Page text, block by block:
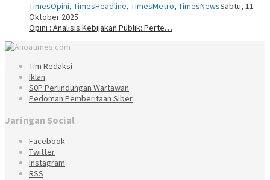
TimesOpini, TimesHeadline, TimesMetro, TimesNewsSabtu, 11
Oktober 2025
Opini : Analisis Kebijakan Publik: Perte…
Tim Redaksi
Iklan
S0P Perlindungan Wartawan
Pedoman Pemberitaan Siber
Jaringan Social
Facebook
Twitter
Instagram
RSS